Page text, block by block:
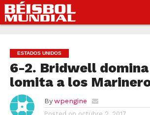
ESTADOS UNIDOS
6-2. Bridwell
lomita a los
By wpengine